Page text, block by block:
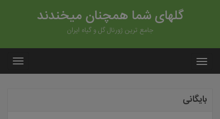
گلهای شما همچنان میخندند
جامع ترین ژورنال گل و گیاه ایران
بایگانی